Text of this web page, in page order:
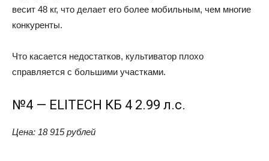
весит 48 кг, что делает его более мобильным, чем многие
конкуренты.
Что касается недостатков, культиватор плохо
справляется с большими участками.
№4 — ELITECH КБ 4 2.99 л.с.
Цена: 18 915 рублей